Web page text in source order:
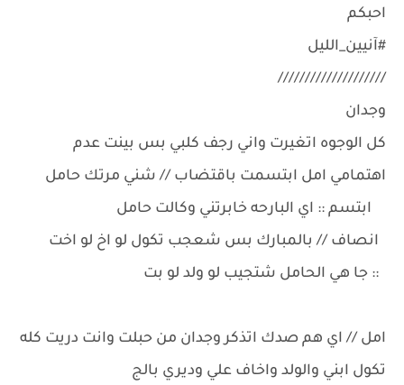
احبكم
#آنيين_الليل
////////////////////
وجدان
كل الوجوه اتغيرت واني رجف كلبي بس بينت عدم
اهتمامي امل ابتسمت باقتضاب // شني مرتك حامل
ابتسم :: اي البارحه خابرتني وكالت حامل
انصاف // بالمبارك بس شعجب تكول لو اخ لو اخت
:: جا هي الحامل شتجيب لو ولد لو بت
امل // اي هم صدك اتذكر وجدان من حبلت وانت دريت كله
تكول ابني والولد واخاف علي وديري بالج